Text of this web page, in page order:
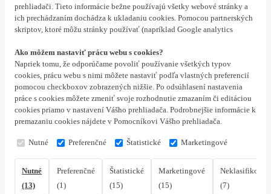
prehliadači. Tieto informácie bežne používajú všetky webové stránky a
ich prechádzaním dochádza k ukladaniu cookies. Pomocou partnerských
skriptov, ktoré môžu stránky používať (napríklad Google analytics
Ako môžem nastaviť prácu webu s cookies?
Napriek tomu, že odporúčame povoliť používanie všetkých typov
cookies, prácu webu s nimi môžete nastaviť podľa vlastných preferencií
pomocou checkboxov zobrazených nižšie. Po odsúhlasení nastavenia
práce s cookies môžete zmeniť svoje rozhodnutie zmazaním či editáciou
cookies priamo v nastavení Vášho prehliadača. Podrobnejšie informácie k
premazaniu cookies nájdete v Pomocníkovi Vášho prehliadača.
Nutné Preferenčné Štatistické Marketingové
Nutné
(13)
Preferenčné
(1)
Štatistické
(15)
Marketingové
(15)
(7)